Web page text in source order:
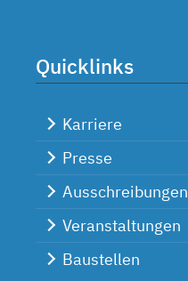
Quicklinks
Karriere
Presse
Ausschreibungen
Veranstaltungen
Baustellen